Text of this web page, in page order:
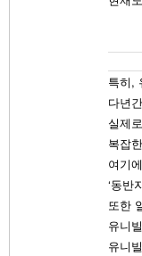
특히,
다년
실제
복잡
여기
‘동반
또한
유니
유니